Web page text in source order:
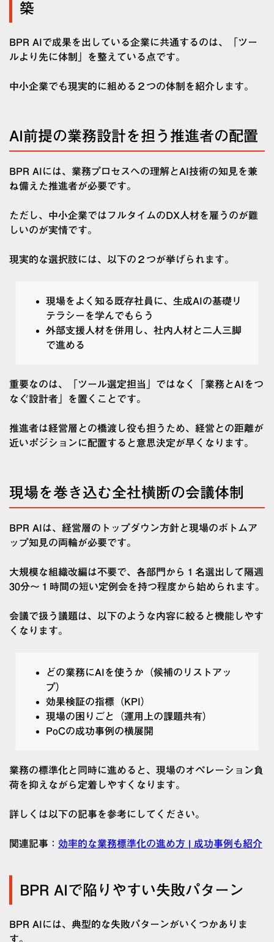
築
BPR AIで成果を出している企業に共通するのは、「ツー
ルより先に体制」を整えている点です。
中小企業でも現実的に組める２つの体制を紹介します。
AI前提の業務設計を担う推進者の配置
BPR AIには、業務プロセスへの理解とAI技術の知見を兼
ね備えた推進者が必要です。
ただし、中小企業ではフルタイムのDX人材を雇うのが難
しいのが実情です。
現実的な選択肢には、以下の２つが挙げられます。
現場をよく知る既存社員に、生成AIの基礎リ
テラシーを学んでもらう
外部支援人材を併用し、社内人材と二人三脚
で進める
重要なのは、「ツール選定担当」ではなく「業務とAIをつ
なぐ設計者」を置くことです。
推進者は経営層との橋渡し役も担うため、経営との距離が
近いポジションに配置すると意思決定が早くなります。
現場を巻き込む全社横断の会議体制
BPR AIは、経営層のトップダウン方針と現場のボトムア
ップ知見の両輪が必要です。
大規模な組織改編は不要で、各部門から１名選出して隔週
30分〜１時間の短い定例会を持つ程度から始められます。
会議で扱う議題は、以下のような内容に絞ると機能しやす
くなります。
どの業務にAIを使うか（候補のリストアッ
プ）
効果検証の指標（KPI）
現場の困りごと（運用上の課題共有）
PoCの成功事例の横展開
業務の標準化と同時に進めると、現場のオペレーション負
荷を抑えながら定着しやすくなります。
詳しくは以下の記事を参考にしてください。
関連記事： 効率的な業務標準化の進め方 | 成功事例も紹介
BPR AIで陥りやすい失敗パターン
BPR AIには、典型的な失敗パターンがいくつかありま
す。